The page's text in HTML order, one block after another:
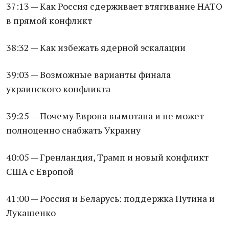
37:13 — Как Россия сдерживает втягивание НАТО
в прямой конфликт
38:32 — Как избежать ядерной эскалации
39:03 — Возможные варианты финала
украинского конфликта
39:25 — Почему Европа вымотана и не может
полноценно снабжать Украину
40:05 — Гренландия, Трамп и новый конфликт
США с Европой
41:00 — Россия и Беларусь: поддержка Путина и
Лукашенко